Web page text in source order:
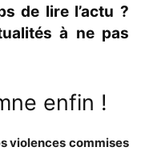
de lire l’actu ?
à ne pas
enfin !
violences commises